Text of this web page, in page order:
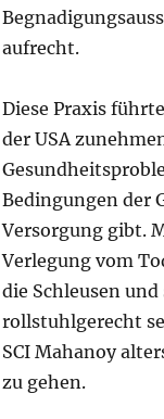
aufrecht.
Diese Praxis
der USA
Bedingungen der
Versorgung gibt.
Verlegung vom
die Schleusen
rollstuhlgerecht
SCI Mahanoy
zu gehen.